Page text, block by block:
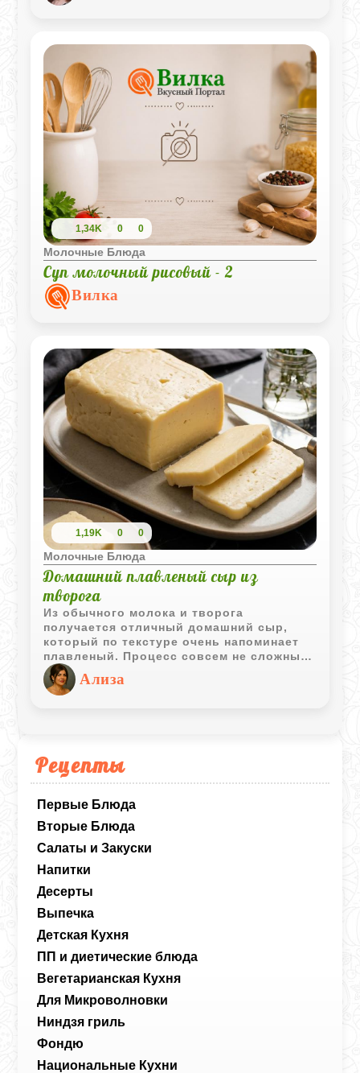
Рецепты
Первые Блюда
Вторые Блюда
Салаты и Закуски
Напитки
Десерты
Выпечка
Детская Кухня
ПП и диетические блюда
Вегетарианская Кухня
Для Микроволновки
Ниндзя гриль
Фондю
Национальные Кухни
1,34K 0 0
Молочные Блюда
Суп молочный рисовый - 2
Вилка
1,19K 0 0
Молочные Блюда
Домашний плавленый сыр из
творога
Из обычного молока и творога
получается отличный домашний сыр,
который по текстуре очень напоминает
плавленый. Процесс совсем не сложный,
главное - не отходить от плиты, когда
масса начнет плавиться. Сыр получается
нежным, сливочным и отлично подходит
Ализа